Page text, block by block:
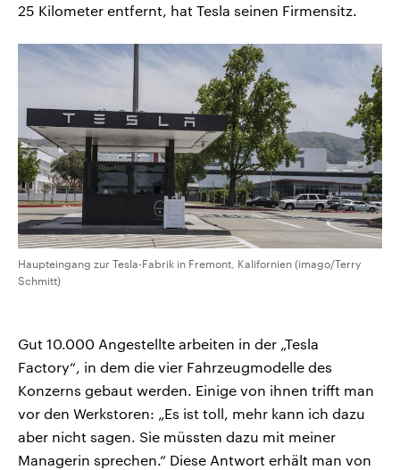
25 Kilometer entfernt, hat Tesla seinen Firmensitz.
Haupteingang zur Tesla-Fabrik in Fremont, Kalifornien (imago/Terry
Schmitt)
Gut 10.000 Angestellte arbeiten in der „Tesla
Factory“, in dem die vier Fahrzeugmodelle des
Konzerns gebaut werden. Einige von ihnen trifft man
vor den Werkstoren: „Es ist toll, mehr kann ich dazu
aber nicht sagen. Sie müssten dazu mit meiner
Managerin sprechen.“ Diese Antwort erhält man von